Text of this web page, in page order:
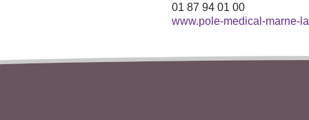
01 87 94 01 00
www.pole-medical-marne-